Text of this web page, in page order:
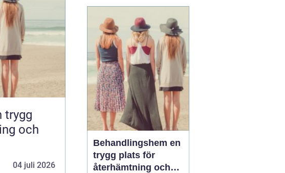
och
04 juli 2026
stället för att enbart
fokusera på symptom
försöker ayurvedan
förstå varf...
Behandlingshem en
trygg plats för
återhämtning och